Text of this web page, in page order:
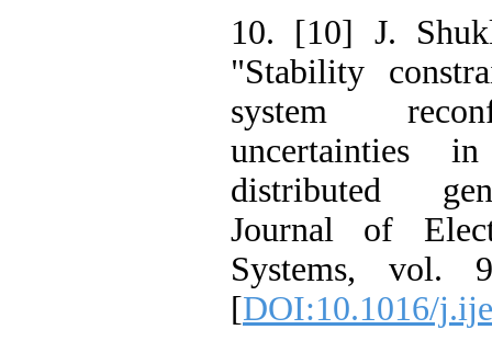
10. [10] J.
"Stability
system
uncertainties
distributed
Journal of
Systems, vol.
[DOI:10.1016/